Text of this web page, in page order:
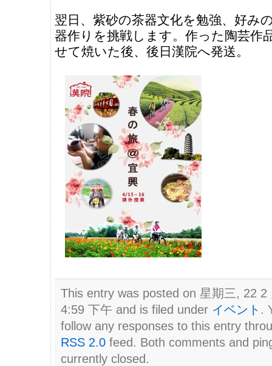
翌日、紫砂の茶器文化を勉強、好み
器作りを挑戦します。作った陶芸作
せて焼いた後、後日漢院へ発送。
This entry was posted on 星期三, 22 2
4:59 下午 and is filed under イベント .
follow any responses to this entry
RSS 2.0feed. Both comments and
currently closed.